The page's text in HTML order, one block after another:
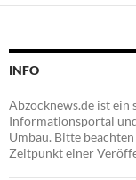
INFO
Abzocknews.de ist ein
Informationsportal
Umbau. Bitte
Zeitpunkt einer